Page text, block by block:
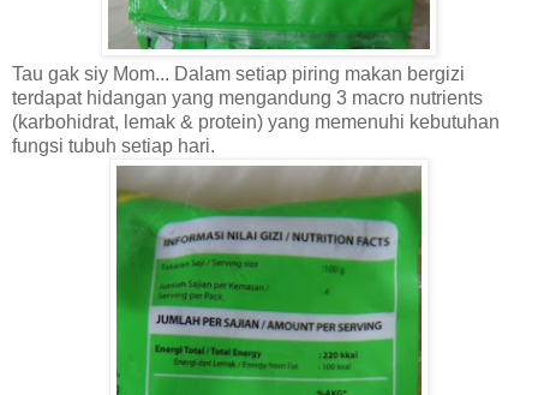
Tau gak siy Mom... Dalam setiap piring makan bergizi
terdapat hidangan yang mengandung 3 macro nutrients
(karbohidrat, lemak & protein) yang memenuhi kebutuhan
fungsi tubuh setiap hari.